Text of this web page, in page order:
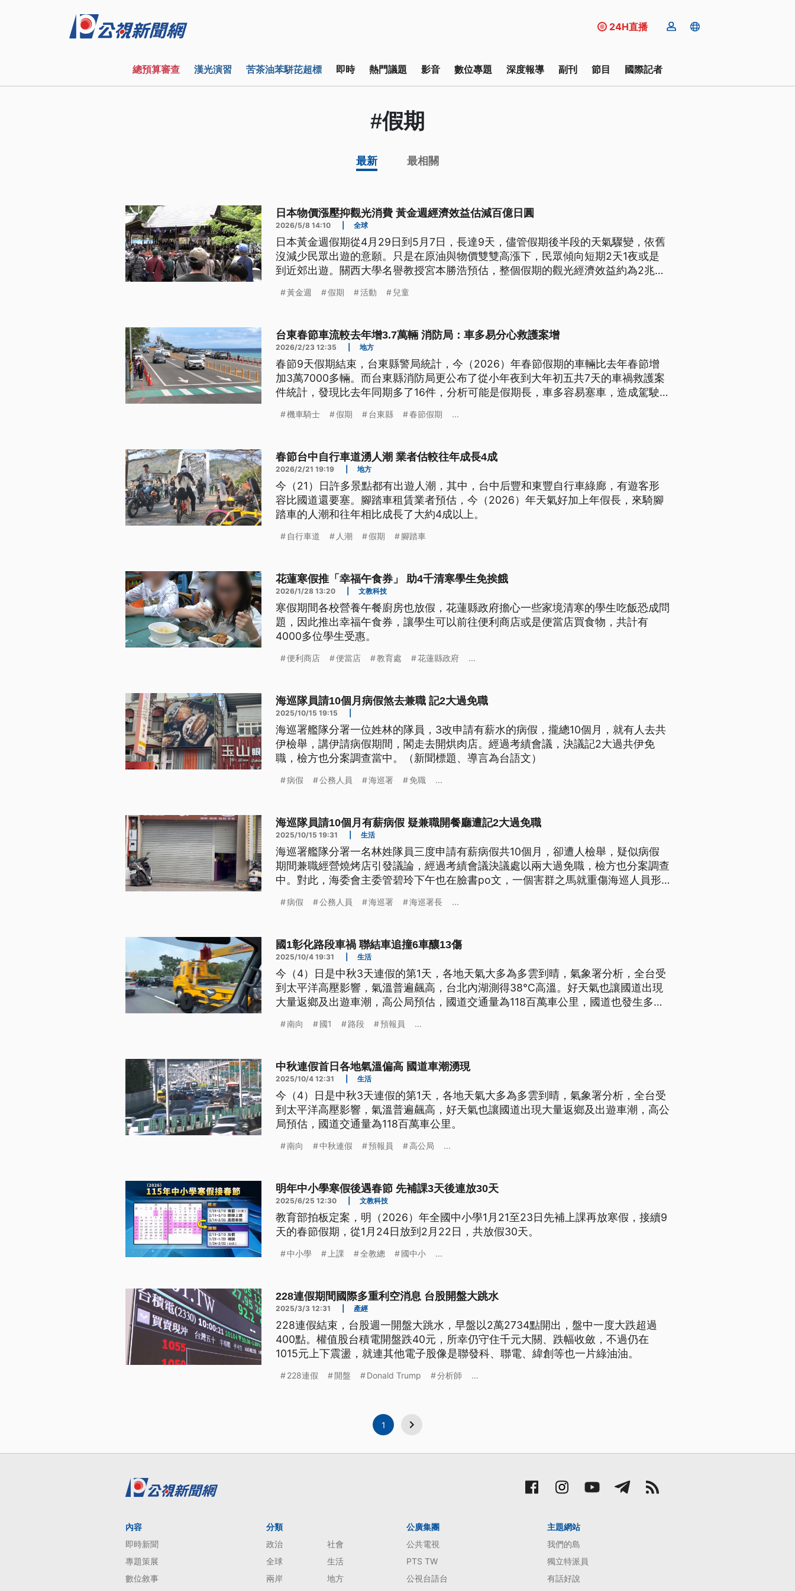
24H直播
總預算審查 漢光演習 苦茶油苯駢芘超標 即時 熱門議題 影音 數位專題 深度報導 副刊 節目 國際記者
#假期
最新 最相關
日本物價漲壓抑觀光消費 黃金週經濟效益估減百億日圓
2026/5/8 14:10 全球
日本黃金週假期從4月29日到5月7日，長達9天，儘管假期後半段的天氣驟變，依舊
沒減少民眾出遊的意願。只是在原油與物價雙雙高漲下，民眾傾向短期2天1夜或是
到近郊出遊。關西大學名譽教授宮本勝浩預估，整個假期的觀光經濟效益約為2兆
黃金週 假期 活動 兒童
台東春節車流較去年增3.7萬輛 消防局：車多易分心救護案增
2026/2/23 12:35 地方
春節9天假期結束，台東縣警局統計，今（2026）年春節假期的車輛比去年春節增
加3萬7000多輛。而台東縣消防局更公布了從小年夜到大年初五共7天的車禍救護案
件統計，發現比去年同期多了16件，分析可能是假期長，車多容易塞車，造成駕駛
警方正在調查車禍原因。
機車騎士 假期 台東縣 春節假期 ...
春節台中自行車道湧人潮 業者估較往年成長4成
2026/2/21 19:19 地方
今（21）日許多景點都有出遊人潮，其中，台中后豐和東豐自行車綠廊，有遊客形
容比國道還要塞。腳踏車租賃業者預估，今（2026）年天氣好加上年假長，來騎腳
踏車的人潮和往年相比成長了大約4成以上。
自行車道 人潮 假期 腳踏車
花蓮寒假推「幸福午食券」 助4千清寒學生免挨餓
2026/1/28 13:20 文教科技
寒假期間各校營養午餐廚房也放假，花蓮縣政府擔心一些家境清寒的學生吃飯恐成問
題，因此推出幸福午食券，讓學生可以前往便利商店或是便當店買食物，共計有
4000多位學生受惠。
便利商店 便當店 教育處 花蓮縣政府 ...
海巡隊員請10個月病假煞去兼職 記2大過免職
2025/10/15 19:15
海巡署艦隊分署一位姓林的隊員，3改申請有薪水的病假，攏總10個月，就有人去共
伊檢舉，講伊請病假期間，閣走去開烘肉店。經過考績會議，決議記2大過共伊免
職，檢方也分案調查當中。（新聞標題、導言為台語文）
病假 公務人員 海巡署 免職 ...
海巡隊員請10個月有薪病假 疑兼職開餐廳遭記2大過免職
2025/10/15 19:31 生活
海巡署艦隊分署一名林姓隊員三度申請有薪病假共10個月，卻遭人檢舉，疑似病假
期間兼職經營燒烤店引發議論，經過考績會議決議處以兩大過免職，檢方也分案調查
中。對此，海委會主委管碧玲下午也在臉書po文，一個害群之馬就重傷海巡人員形
病假 公務人員 海巡署 海巡署長 ...
國1彰化路段車禍 聯結車追撞6車釀13傷
2025/10/4 19:31 生活
今（4）日是中秋3天連假的第1天，各地天氣大多為多雲到晴，氣象署分析，全台受
到太平洋高壓影響，氣溫普遍飆高，台北內湖測得38°C高溫。好天氣也讓國道出現
大量返鄉及出遊車潮，高公局預估，國道交通量為118百萬車公里，國道也發生多起
南向 國1 路段 預報員 ...
中秋連假首日各地氣溫偏高 國道車潮湧現
2025/10/4 12:31 生活
今（4）日是中秋3天連假的第1天，各地天氣大多為多雲到晴，氣象署分析，全台受
到太平洋高壓影響，氣溫普遍飆高，好天氣也讓國道出現大量返鄉及出遊車潮，高公
局預估，國道交通量為118百萬車公里。
南向 中秋連假 預報員 高公局 ...
明年中小學寒假後遇春節 先補課3天後連放30天
2025/6/25 12:30 文教科技
教育部拍板定案，明（2026）年全國中小學1月21至23日先補上課再放寒假，接續9
天的春節假期，從1月24日放到2月22日，共放假30天。
中小學 上課 全教總 國中小 ...
228連假期間國際多重利空消息 台股開盤大跳水
2025/3/3 12:31 產經
228連假結束，台股週一開盤大跳水，早盤以2萬2734點開出，盤中一度大跌超過
400點。權值股台積電開盤跌40元，所幸仍守住千元大關、跌幅收斂，不過仍在
1015元上下震盪，就連其他電子股像是聯發科、聯電、緯創等也一片綠油油。
228連假 開盤 Donald Trump 分析師 ...
1
內容
即時新聞
專題策展
數位敘事
分類
政治
社會
全球
生活
兩岸
地方
公廣集團
公共電視
PTS TW
公視台語台
主題網站
我們的島
獨立特派員
有話好說